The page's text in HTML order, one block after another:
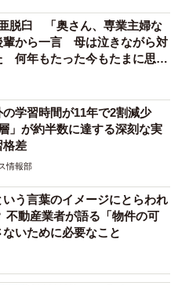
脱臼 「奥さん、専業主婦な
輩から一言 母は泣きながら対
何年もたった今もたまに思い
の学習時間が11年で2割減少
」が約半数に達する深刻な実
格差
情報部
いう言葉のイメージにとらわれ
不動産業者が語る「物件の可
いために必要なこと